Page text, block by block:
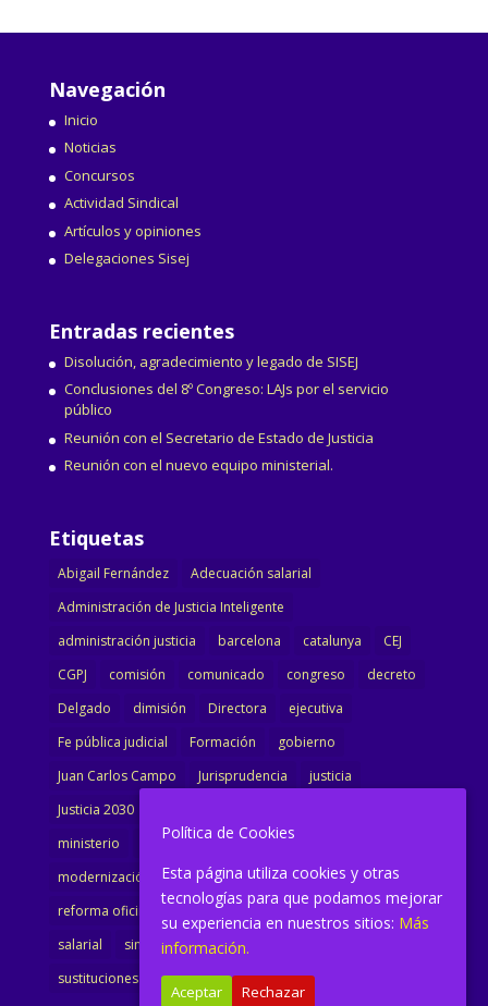
Navegación
Inicio
Noticias
Concursos
Actividad Sindical
Artículos y opiniones
Delegaciones Sisej
Entradas recientes
Disolución, agradecimiento y legado de SISEJ
Conclusiones del 8º Congreso: LAJs por el servicio
público
Reunión con el Secretario de Estado de Justicia
Reunión con el nuevo equipo ministerial.
Etiquetas
Abigail Fernández
Adecuación salarial
Administración de Justicia Inteligente
administración justicia
barcelona catalunya
CEJ
CGPJ
comisión comunicado congreso
decreto
Delgado
dimisión Directora
ejecutiva
Fe pública judicial
Formación
gobierno
Juan Carlos Campo
Jurisprudencia
justicia
Justicia 2030
ministerio
Ministra Justicia
Ministro de Justicia
modernización
noticias Portavoz
reforma
reforma oficina
renovación retribuciones
reunión
salarial
sindicalismo sindicato
sustituciones
Textualización Transcripciones
Política de Cookies
Esta página utiliza cookies y otras
tecnologías para que podamos mejorar
su experiencia en nuestros sitios: Más
información.
Aceptar Rechazar